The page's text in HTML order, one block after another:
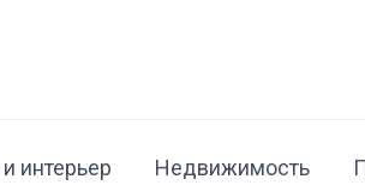
интерьер Недвижимость